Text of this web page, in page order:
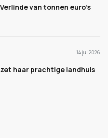
van tonnen euro's
14 jul 2026
haar prachtige landhuis